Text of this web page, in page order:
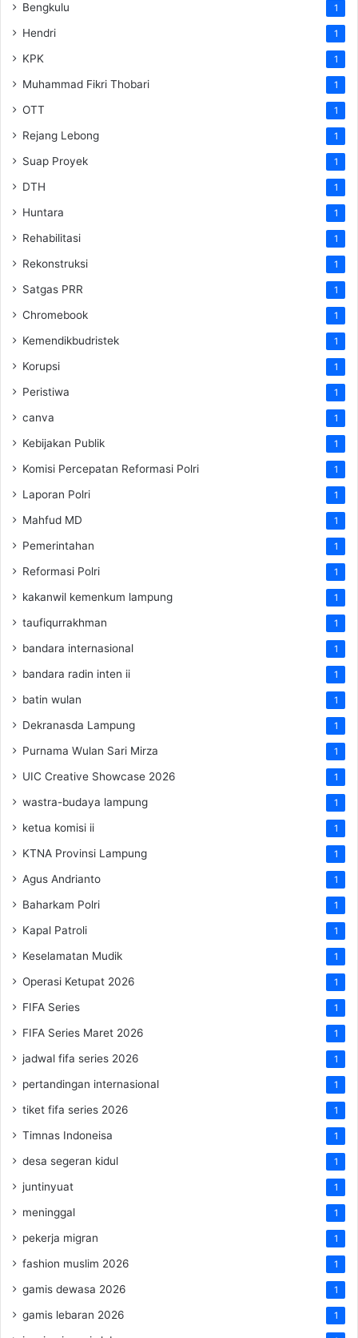
Bengkulu 1
Hendri 1
KPK 1
Muhammad Fikri Thobari 1
OTT 1
Rejang Lebong 1
Suap Proyek 1
DTH 1
Huntara 1
Rehabilitasi 1
Rekonstruksi 1
Satgas PRR 1
Chromebook 1
Kemendikbudristek 1
Korupsi 1
Peristiwa 1
canva 1
Kebijakan Publik 1
Komisi Percepatan Reformasi Polri 1
Laporan Polri 1
Mahfud MD 1
Pemerintahan 1
Reformasi Polri 1
kakanwil kemenkum lampung 1
taufiqurrakhman 1
bandara internasional 1
bandara radin inten ii 1
batin wulan 1
Dekranasda Lampung 1
Purnama Wulan Sari Mirza 1
UIC Creative Showcase 2026 1
wastra-budaya lampung 1
ketua komisi ii 1
KTNA Provinsi Lampung 1
Agus Andrianto 1
Baharkam Polri 1
Kapal Patroli 1
Keselamatan Mudik 1
Operasi Ketupat 2026 1
FIFA Series 1
FIFA Series Maret 2026 1
jadwal fifa series 2026 1
pertandingan internasional 1
tiket fifa series 2026 1
Timnas Indoneisa 1
desa segeran kidul 1
juntinyuat 1
meninggal 1
pekerja migran 1
fashion muslim 2026 1
gamis dewasa 2026 1
gamis lebaran 2026 1